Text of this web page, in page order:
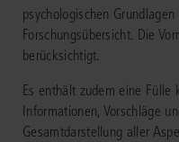
psychologischen
Forschungsübersicht. Die
berücksichtigt.
Es enthält zudem eine Fülle
Informationen, Vorschläge
Gesamtdarstellung aller